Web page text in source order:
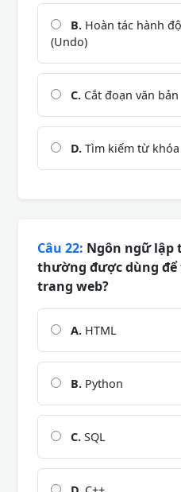
B. Hoàn tác hành
(Undo)
C. Cắt đoạn văn bản
D. Tìm kiếm từ khóa
Câu 22: Ngôn ngữ lập
thường được dùng để
trang web?
A. HTML
B. Python
C. SQL